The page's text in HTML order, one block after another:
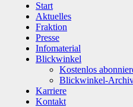
Start
Aktuelles
Fraktion
Presse
Infomaterial
Blickwinkel
Kostenlos
Blickwinkel-
Karriere
Kontakt